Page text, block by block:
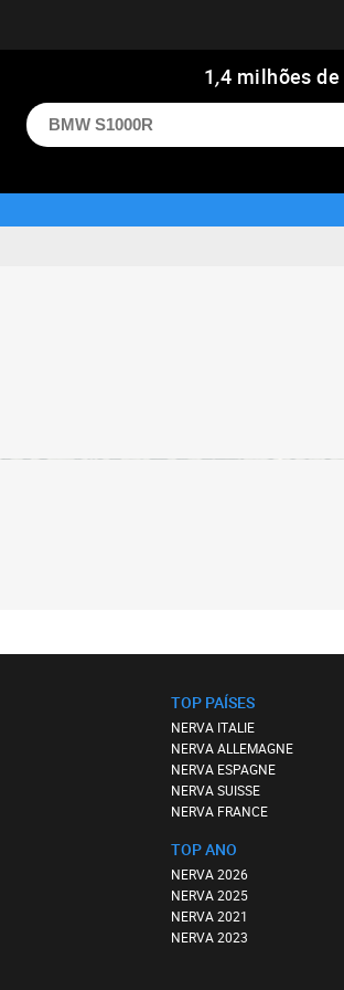
1,4 milhões de
TOP PAÍSES
NERVA ITALIE
NERVA ALLEMAGNE
NERVA ESPAGNE
NERVA SUISSE
NERVA FRANCE
TOP ANO
NERVA 2026
NERVA 2025
NERVA 2021
NERVA 2023